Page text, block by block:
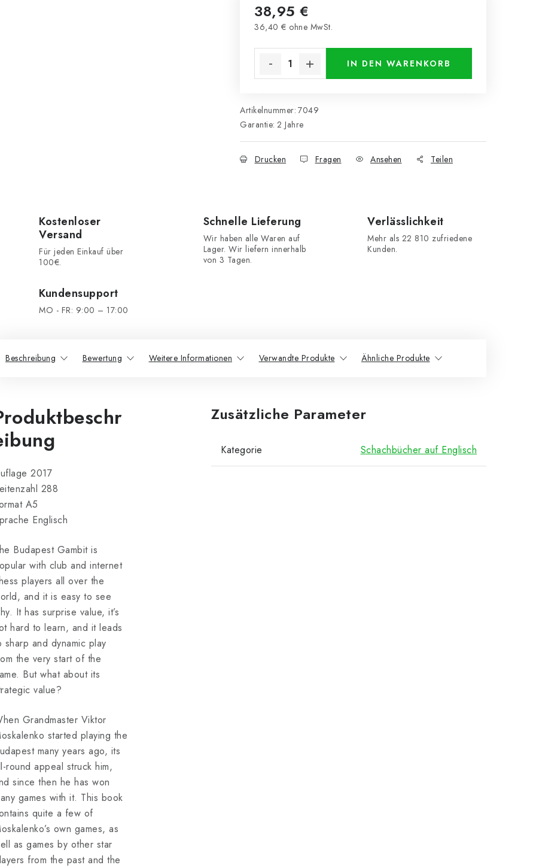
38,95 €
36,40 € ohne MwSt.
IN DEN WARENKORB
Artikelnummer: 7049
Garantie: 2 Jahre
Drucken Fragen Ansehen Teilen
Kostenloser
Versand
Für jeden Einkauf über
100€.
Schnelle Lieferung
Wir haben alle Waren auf
Lager. Wir liefern innerhalb
von 3 Tagen.
Verlässlichkeit
Mehr als 22 810 zufriedene
Kunden.
Kundensupport
MO - FR: 9:00 – 17:00
Beschreibung Bewertung Weitere Informationen Verwandte Produkte Ähnliche Produkte
2017
288
A5
Englisch
Budapest Gambit is
with club and internet
players all over the
and it is easy to see
It has surprise value, it’s
hard to learn, and it leads
sharp and dynamic play
the very start of the
But what about its
value?
Grandmaster Viktor
started playing the
many years ago, its
round appeal struck him,
since then he has won
games with it. This book
quite a few of
own games, as
as games by other star
from the past and the
Zusätzliche Parameter
Kategorie Schachbücher auf Englisch